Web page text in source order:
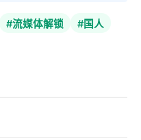
#流媒体解锁
#国人